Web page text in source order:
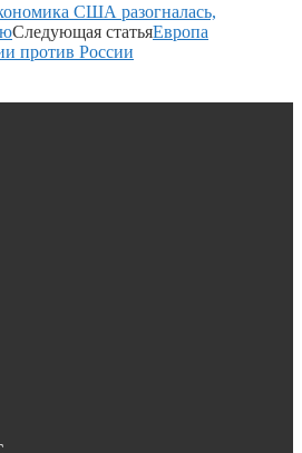
США разогналась,
Следующая статьяЕвропа
против России